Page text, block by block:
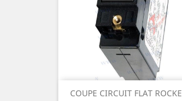
COUPE CIRCUIT FLAT